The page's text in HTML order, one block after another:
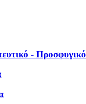
- Προσφυγικό